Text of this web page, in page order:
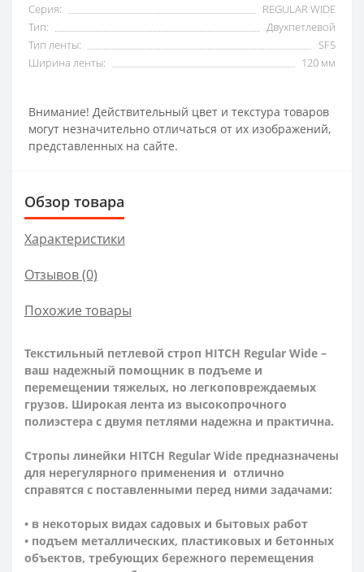
Серия:
REGULAR WIDE
Тип:
Двухпетлевой
Тип ленты:
SF5
Ширина ленты:
120 мм
Внимание! Действительный цвет и текстура товаров
могут незначительно отличаться от их изображений,
представленных на сайте.
Обзор товара
Характеристики
Отзывов (0)
Похожие товары
Текстильный петлевой строп HITCH Regular Wide –
ваш надежный помощник в подъеме и
перемещении тяжелых, но легкоповреждаемых
грузов. Широкая лента из высокопрочного
полиэстера с двумя петлями надежна и практична.
Стропы линейки HITCH Regular Wide предназначены
для нерегулярного применения и отлично
справятся с поставленными перед ними задачами:
• в некоторых видах садовых и бытовых работ
• подъем металлических, пластиковых и бетонных
объектов, требующих бережного перемещения